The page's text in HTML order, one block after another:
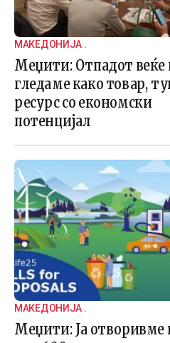
МАКЕДОНИЈА .
Меџити: Отпадот веќе
гледаме како товар,
ресурс со економски
потенцијал
МАКЕДОНИЈА .
Меџити: Ја отворивме